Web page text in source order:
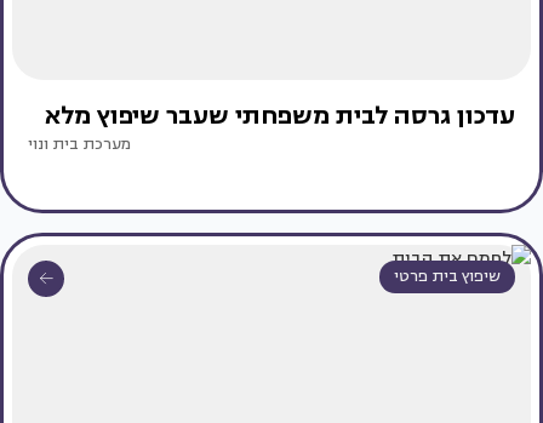
עדכון גרסה לבית משפחתי שעבר שיפוץ מלא
מערכת בית ונוי
שיפוץ בית פרטי